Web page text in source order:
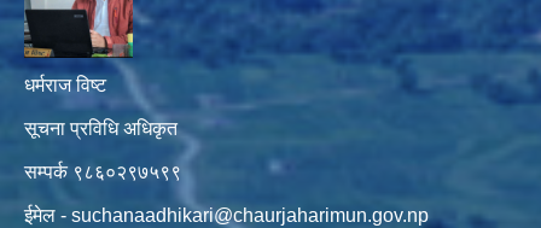
धर्मराज विष्ट
सूचना प्रविधि अधिकृत
सम्पर्क ९८६०२९७५९९
ईमेल - suchanaadhikari@chaurjaharimun.gov.np